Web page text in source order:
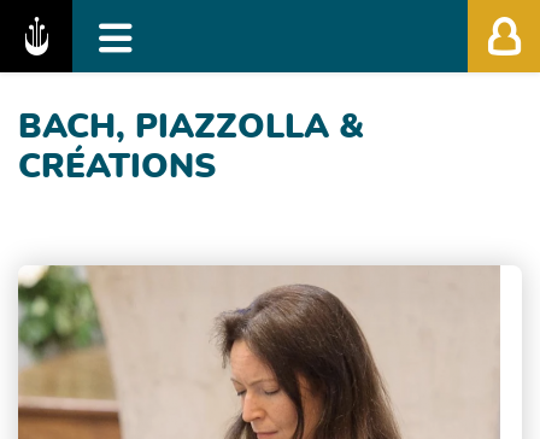
Fédération des Festivals de Musique
BACH, PIAZZOLLA &
CRÉATIONS